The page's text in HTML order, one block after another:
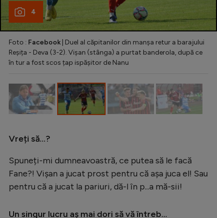
4
Foto : Facebook | Duel al căpitanilor din manșa retur a barajului
Reșița - Deva (3-2). Vișan (stânga) a purtat banderola, după ce
în tur a fost scos țap ispășitor de Nanu
Vreți să...?
Spuneți-mi dumneavoastră, ce putea să le facă
Fane?! Vișan a jucat prost pentru că așa juca el! Sau
pentru că a jucat la pariuri, dă-l în p...a mă-sii!
Un singur lucru aș mai dori să vă întreb...